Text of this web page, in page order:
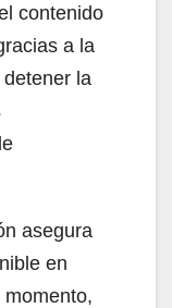
contenido
a la
la
asegura
en